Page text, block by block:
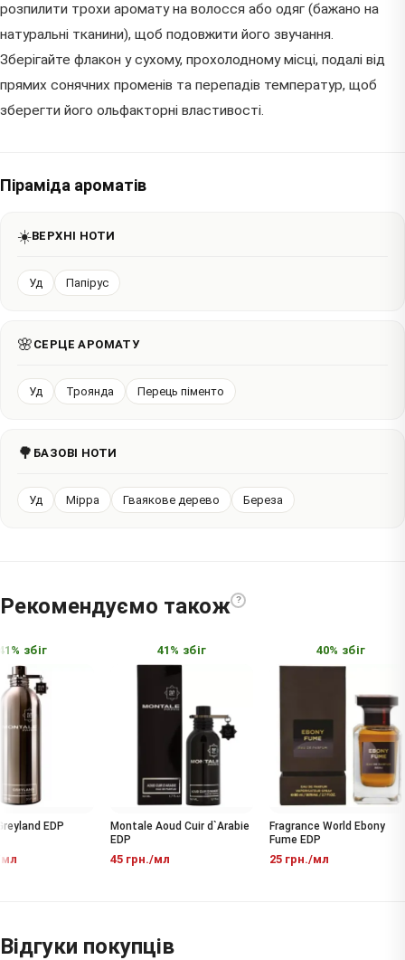
розпилити трохи аромату на волосся або одяг (бажано на
натуральні тканини), щоб подовжити його звучання.
Зберігайте флакон у сухому, прохолодному місці, подалі від
прямих сонячних променів та перепадів температур, щоб
зберегти його ольфакторні властивості.
Піраміда ароматів
☀️ВЕРХНІ НОТИ
Уд Папірус
🌸 СЕРЦЕ АРОМАТУ
Уд Троянда Перець піменто
🌳 БАЗОВІ НОТИ
Уд Мірра Гваякове дерево Береза
Рекомендуємо також ?
збіг
EDP
41% збіг
Montale Aoud Cuir d`Arabie
EDP
45 грн./мл
40% збіг
Fragrance World Ebony
Fume EDP
25 грн./мл
Відгуки покупців